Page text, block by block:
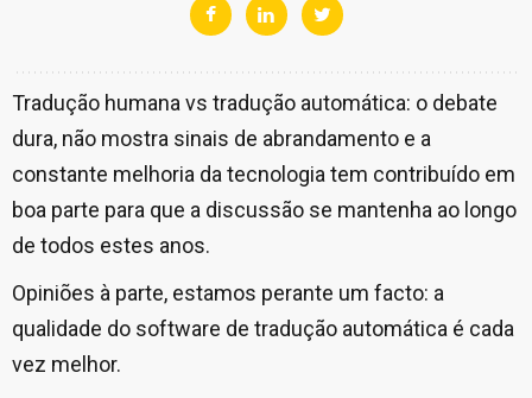
Tradução humana vs tradução automática: o debate
dura, não mostra sinais de abrandamento e a
constante melhoria da tecnologia tem contribuído em
boa parte para que a discussão se mantenha ao longo
de todos estes anos.
Opiniões à parte, estamos perante um facto: a
qualidade do software de tradução automática é cada
vez melhor.